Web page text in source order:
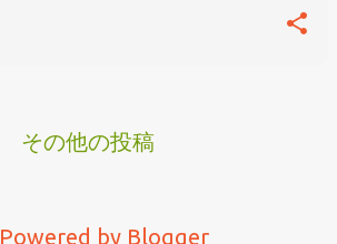
その他の投稿
Powered by Blogger